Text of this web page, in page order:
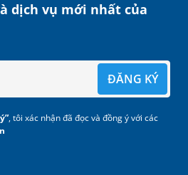
dịch vụ mới nhất của
ĐĂNG KÝ
, tôi xác nhận đã đọc và đồng ý với các